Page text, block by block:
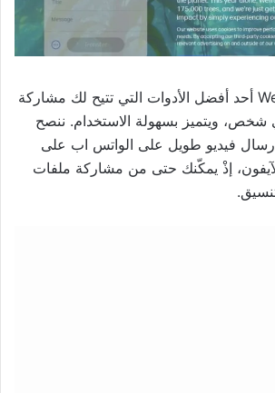
يعد موقع WeTransfer أحد أفضل الأدوات التي تتيح لك مشاركة
شخص، ويتميز بسهولة الاستخدام. ننصح
فيديو طويل على الواتس اب على
إذْ يمكّنك حتى من مشاركة ملفات